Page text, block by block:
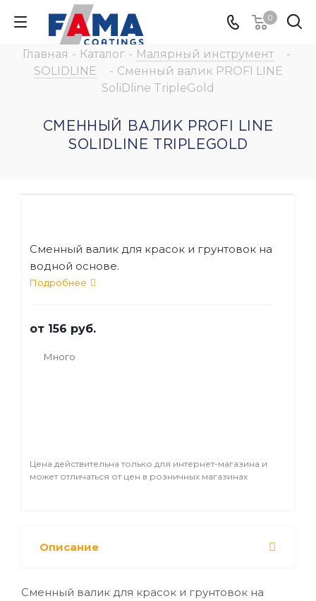
0
Главная - Каталог - Малярный инструмент
-
SOLIDLINE
- Сменный валик PROFI LINE
SoliDline TripleGold
СМЕННЫЙ ВАЛИК PROFI LINE
SOLIDLINE TRIPLEGOLD
Сменный валик для красок и грунтовок на
водной основе.
Подходит для работ на слабо и средне
позволят избежать "накатов" при
нанесении.
Подробнее
от 156 руб.
Много
Цена действительна только для интернет-магазина и
может отличаться от цен в розничных магазинах
Описание
Сменный валик для красок и грунтовок на